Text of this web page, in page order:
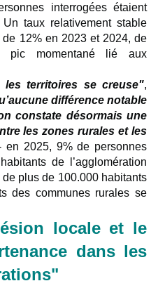
interrogées étaient
taux relativement stable
12% en 2023 et 2024, de
momentané lié aux
les territoires se creuse",
différence notable
constate désormais une
les zones rurales et les
en 2025, 9% de personnes
de l’agglomération
plus de 100.000 habitants
des communes rurales se
locale et le
dans les